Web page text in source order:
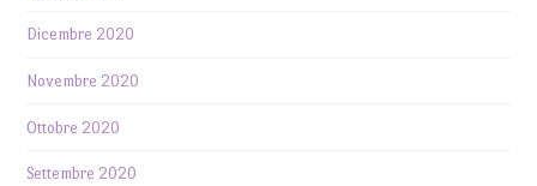
Dicembre 2020
Novembre 2020
Ottobre 2020
Settembre 2020